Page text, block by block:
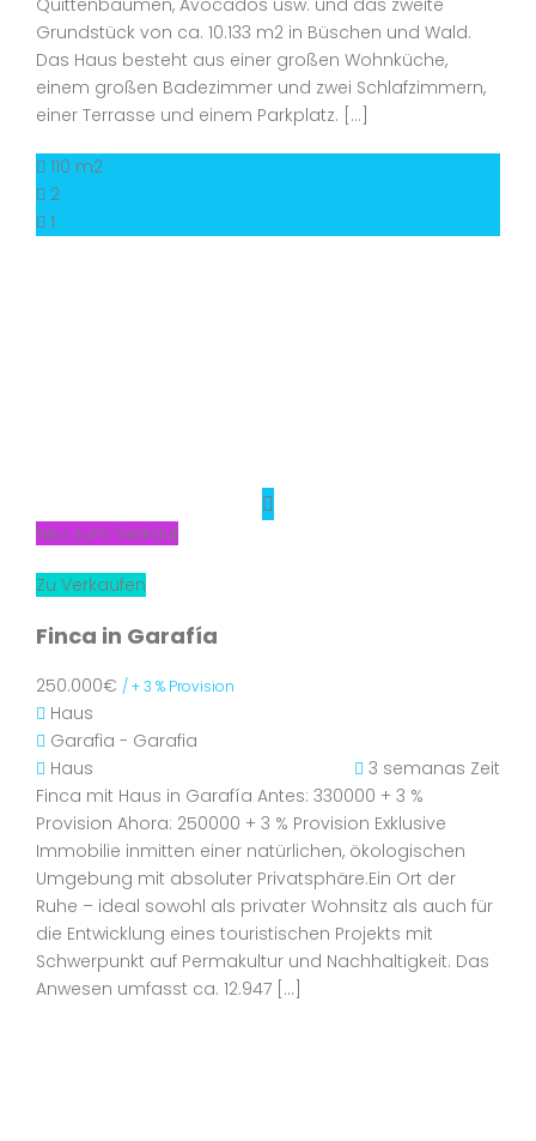
Quittenbäumen, Avocados usw. und das zweite
Grundstück von ca. 10.133 m2 in Büschen und Wald.
Das Haus besteht aus einer großen Wohnküche,
einem großen Badezimmer und zwei Schlafzimmern,
einer Terrasse und einem Parkplatz. […]
110 m2
2
1
Neu zum Verkauf
Zu Verkaufen
Finca in Garafía
250.000€ / + 3 % Provision
Haus
Garafia - Garafia
Haus
3 semanas Zeit
Finca mit Haus in Garafía Antes: 330000 + 3 %
Provision Ahora: 250000 + 3 % Provision Exklusive
Immobilie inmitten einer natürlichen, ökologischen
Umgebung mit absoluter Privatsphäre.Ein Ort der
Ruhe – ideal sowohl als privater Wohnsitz als auch für
die Entwicklung eines touristischen Projekts mit
Schwerpunkt auf Permakultur und Nachhaltigkeit. Das
Anwesen umfasst ca. 12.947 […]